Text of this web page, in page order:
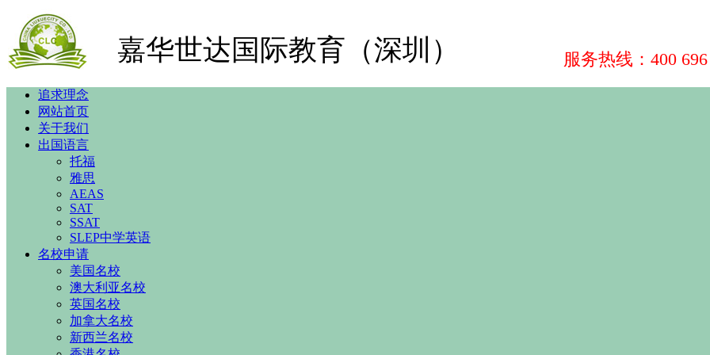
嘉华世达国际教育（深圳） 服务热线：400
追求理念
网站首页
关于我们
出国语言
托福
雅思
AEAS
SAT
SSAT
SLEP中学英语
名校申请
美国名校
澳大利亚名校
英国名校
加拿大名校
新西兰名校